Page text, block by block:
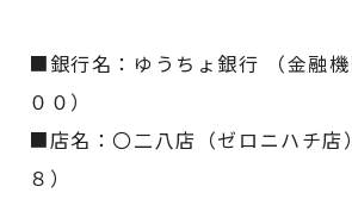
■銀行名：ゆうちょ銀行 （金融
００）
■店名：〇二八店（ゼロニハチ店
８）